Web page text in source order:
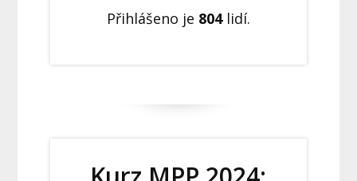
Přihlášeno je 804 lidí.